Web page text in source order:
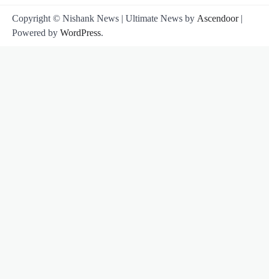
Copyright © Nishank News | Ultimate News by Ascendoor|
Powered by WordPress.